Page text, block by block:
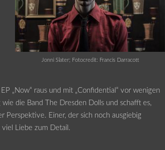
Jonni Slater; Fotocredit: Francis Darracott
„Now“ raus und mit „Confidential“ vor wenigen
die Band The Dresden Dolls und schafft es,
Perspektive. Einer, der sich noch ausgiebig
Liebe zum Detail.